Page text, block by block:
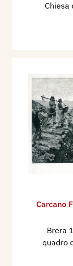
Chiesa
Carcano
Brera
quadro